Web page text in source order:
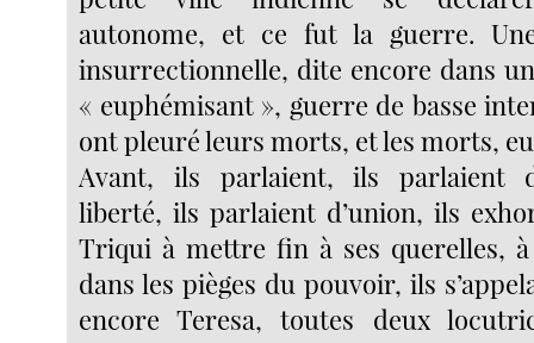
autonome, et ce fut la guerre.
insurrectionnelle, dite encore dans
« euphémisant », guerre de basse
ont pleuré leurs morts, et les morts,
Avant, ils parlaient, ils parlaient
liberté, ils parlaient d’union, ils
Triqui à mettre fin à ses querelles,
dans les pièges du pouvoir, ils
encore Teresa, toutes deux